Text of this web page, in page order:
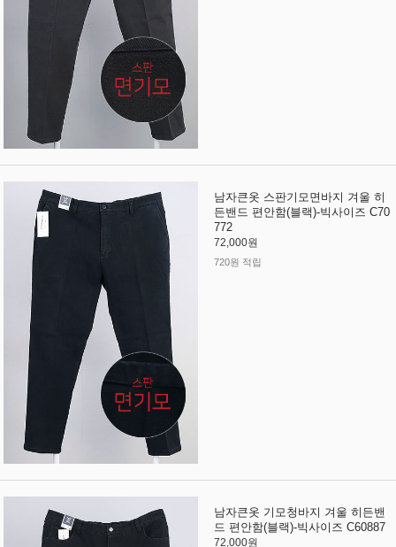
남자큰옷 스판기모면바지 겨울 히
든밴드 편안함(블랙)-빅사이즈 C70
772
72,000원
720원 적립
남자큰옷 기모청바지 겨울 히든밴
드 편안함(블랙)-빅사이즈 C60887
72,000원